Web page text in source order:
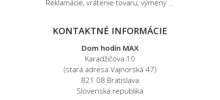
Reklamácie, vrátenie tovaru, výmeny ...
KONTAKTNÉ INFORMÁCIE
Dom hodín MAX
Karadžičova 10
(stará adresa Vajnorská 47)
821 08 Bratislava
Slovenská republika